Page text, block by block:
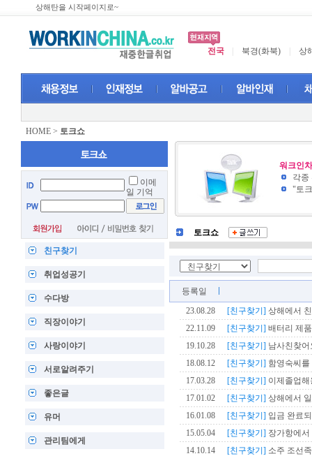
상해탄을 시작페이지로~
전국 북경(화북) 상
HOME > 토크쇼
이메
일 기억
친구찾기
취업성공기
수다방
직장이야기
사랑이야기
서로알려주기
좋은글
유머
관리팀에게
워크인
각종
"토
토크쇼
등록일
23.08.28
[친구찾기] 상해에서
22.11.09
[친구찾기] 배터리 제
19.10.28
[친구찾기] 남사친찾어
18.08.12
[친구찾기] 함영숙씨
17.03.28
[친구찾기] 이제졸업해
17.01.02
[친구찾기] 상해에서
16.01.08
[친구찾기] 입금 완료
15.05.04
[친구찾기] 장가항에
14.10.14
[친구찾기] 소주 조선